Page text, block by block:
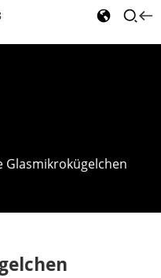
Glasmikrokügelchen